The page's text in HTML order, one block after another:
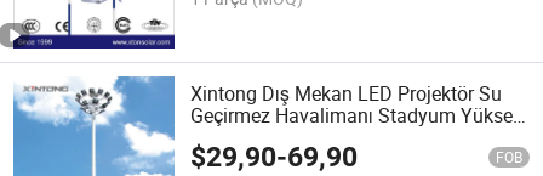
Xintong Dış Mekan LED Projektör Su
Geçirmez Havalimanı Stadyum Yüksek
Direk Işığı
$29,90-69,90 FOB